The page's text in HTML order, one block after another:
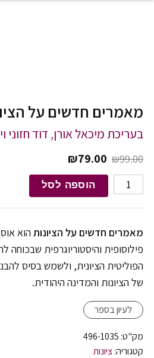
מאמרים חדשים על
בעריכת מיכאל אורן, דוד חזוני
₪99.00 המחיר המקורי היה: ₪99.00.
₪79.00 המחיר הנוכחי הוא:
כמות של מאמרים חדשים על הציונות
הוספה לסל
מאמרים חדשים על הציונות הוא
פילוסופית והיסטוריוגרפית
הפוליטית הציונית, ולשמש בסיס
של הציונות והמדינה היהודית.
לעיון בספר
מק"ט: 496-1035
קטגוריה:ציונות